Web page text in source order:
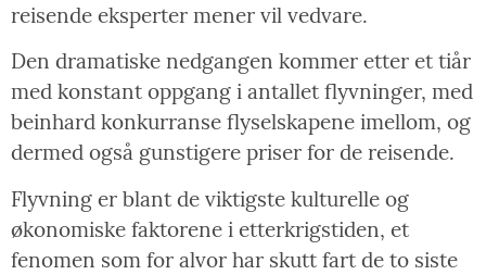
reisende eksperter mener vil vedvare.
Den dramatiske nedgangen kommer etter et tiår
med konstant oppgang i antallet flyvninger, med
beinhard konkurranse flyselskapene imellom, og
dermed også gunstigere priser for de reisende.
Flyvning er blant de viktigste kulturelle og
økonomiske faktorene i etterkrigstiden, et
fenomen som for alvor har skutt fart de to siste